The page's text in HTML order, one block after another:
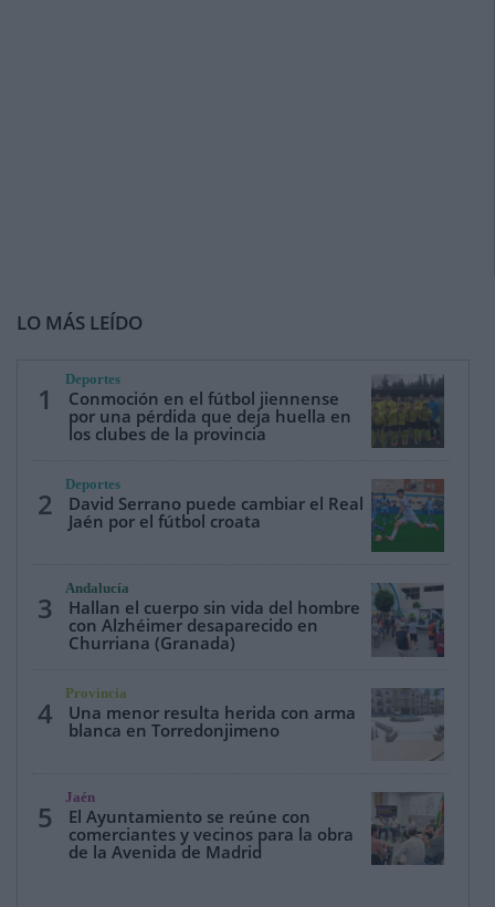
LO MÁS LEÍDO
1
Deportes
Conmoción en el fútbol jiennense
por una pérdida que deja huella en
los clubes de la provincia
2
Deportes
David Serrano puede cambiar el Real
Jaén por el fútbol croata
3
Andalucía
Hallan el cuerpo sin vida del hombre
con Alzhéimer desaparecido en
Churriana (Granada)
4
Provincia
Una menor resulta herida con arma
blanca en Torredonjimeno
5
Jaén
El Ayuntamiento se reúne con
comerciantes y vecinos para la obra
de la Avenida de Madrid